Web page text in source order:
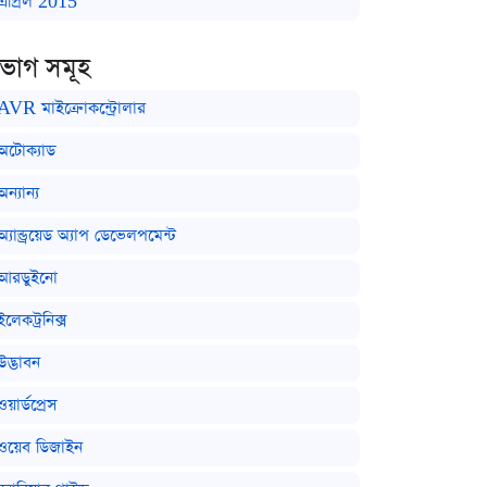
সমূহ
মাইক্রোকন্ট্রোলার
অ্যাপ ডেভেলপমেন্ট
ডিজাইন